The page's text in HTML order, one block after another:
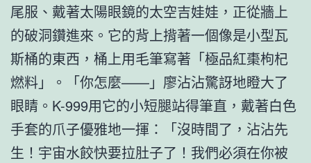
尾服、戴著太陽眼鏡的太空吉娃娃，正從牆上
的破洞鑽進來。它的背上揹著一個像是小型瓦
斯桶的東西，桶上用毛筆寫著「極品紅棗枸杞
燃料」。「你怎麼——」廖沾沾驚訝地瞪大了
眼睛。K-999用它的小短腿站得筆直，戴著白色
手套的爪子優雅地一揮：「沒時間了，沾沾先
生！宇宙水餃快要拉肚子了！我們必須在你被